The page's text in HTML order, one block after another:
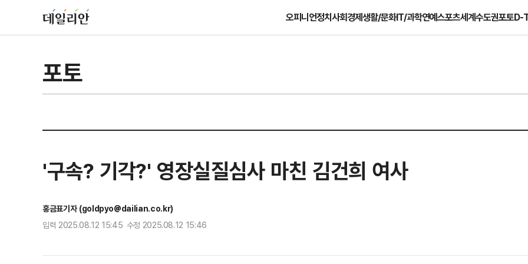
오피니언정치사회경제생활/문화IT/과학연예스포츠세계수도권포토D-
포토
'구속? 기각?' 영장실질심사 마친 김건희 여사
홍금표기자 (goldpyo@dailian.co.kr)
입력 2025.08.12 15:45 수정 2025.08.12 15:46